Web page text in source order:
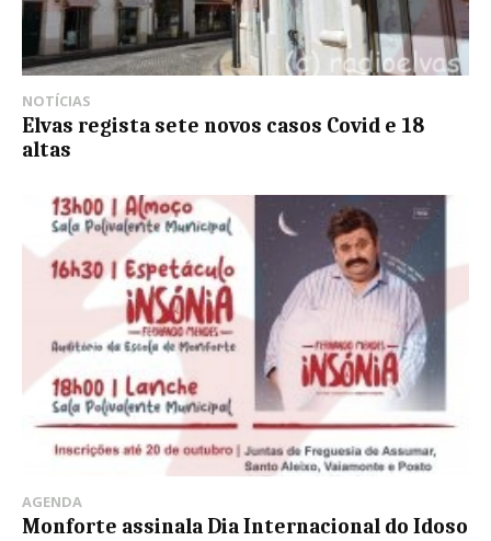
NOTÍCIAS
Elvas regista sete novos casos Covid e 18
altas
AGENDA
Monforte assinala Dia Internacional do Idoso